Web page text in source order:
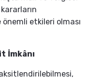
etkileri olması
İmkânı